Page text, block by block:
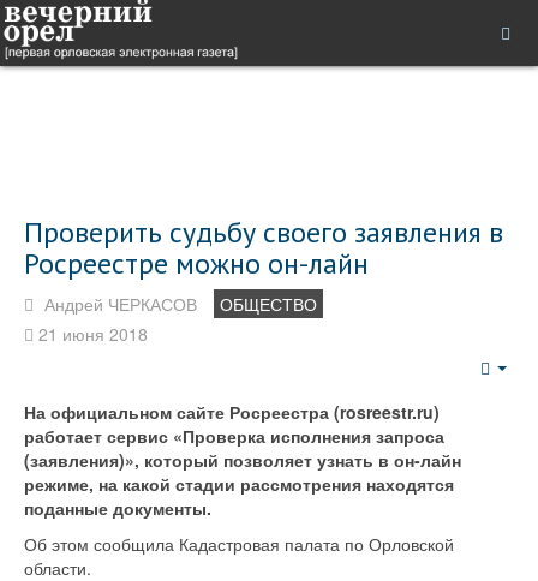
Проверить судьбу своего заявления в
Росреестре можно он-лайн
Андрей ЧЕРКАСОВ
ОБЩЕСТВО
21 июня 2018
На официальном сайте Росреестра (rosreestr.ru)
работает сервис «Проверка исполнения запроса
(заявления)», который позволяет узнать в он-лайн
режиме, на какой стадии рассмотрения находятся
поданные документы.
Об этом сообщила Кадастровая палата по Орловской
области.